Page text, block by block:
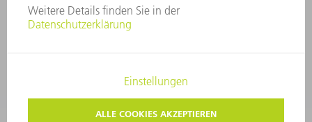
COPYRIGHT UND MARKENZEICHEN
NUTZUNGSBEDINGUNGEN